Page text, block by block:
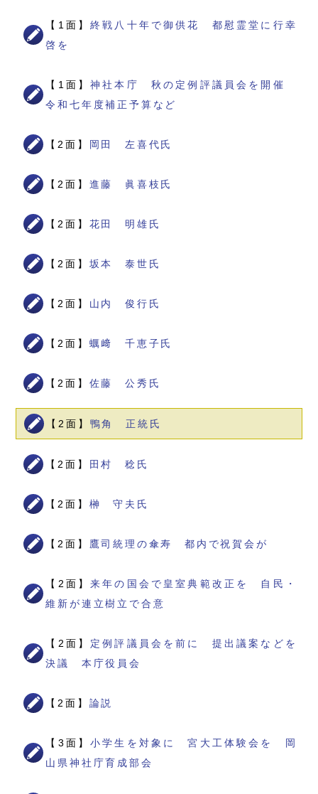
【1面】終戦八十年で御供花 都慰霊堂に行幸
啓を
【1面】神社本庁 秋の定例評議員会を開催
令和七年度補正予算など
【2面】 岡田 左喜代氏
【2面】 進藤 眞喜枝氏
【2面】 花田 明雄氏
【2面】 坂本 泰世氏
【2面】 山内 俊行氏
【2面】 蠣﨑 千恵子氏
【2面】 佐藤 公秀氏
【2面】 鴨角 正統氏
【2面】 田村 稔氏
【2面】 榊 守夫氏
【2面】 鷹司統理の傘寿 都内で祝賀会が
【2面】来年の国会で皇室典範改正を 自民・
維新が連立樹立で合意
【2面】 定例評議員会を前に 提出議案などを
決議 本庁役員会
【2面】 論説
【3面】小学生を対象に 宮大工体験会を 岡
山県神社庁育成部会